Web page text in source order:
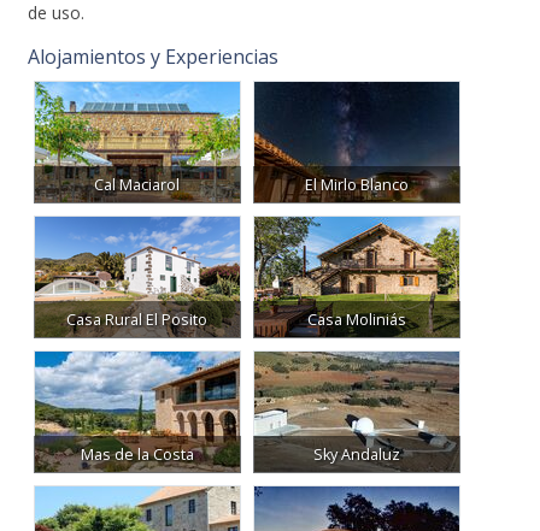
de uso.
Alojamientos y Experiencias
Cal Maciarol El Mirlo Blanco
Casa Rural El Posito Casa Moliniás
Mas de la Costa Sky Andaluz